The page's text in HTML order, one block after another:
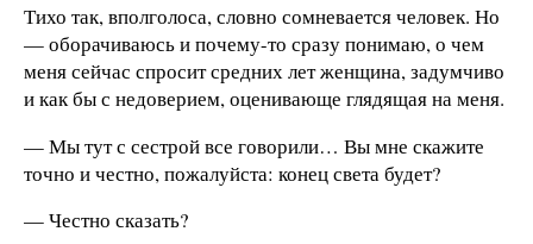
Тихо так, вполголоса, словно сомневается человек. Но
— оборачиваюсь и почему-то сразу понимаю, о чем
меня сейчас спросит средних лет женщина, задумчиво
и как бы с недоверием, оценивающе глядящая на меня.
— Мы тут с сестрой все говорили… Вы мне скажите
точно и честно, пожалуйста: конец света будет?
— Честно сказать?